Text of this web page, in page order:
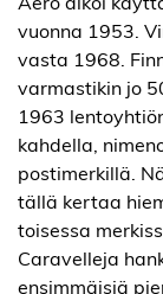
vuonna 1953.
vasta 1968.
varmastikin jo
1963
kahdella,
postimerkillä.
tällä kertaa
toisessa
Caravelleja
ensimmäisiä